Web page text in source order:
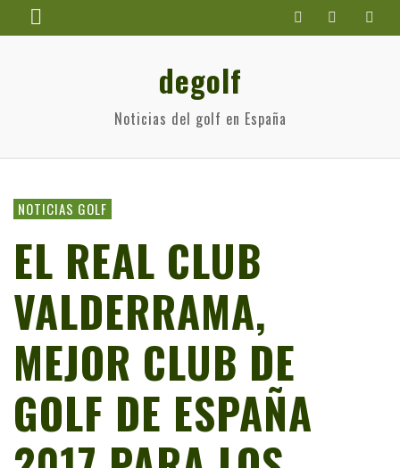
degolf
Noticias del golf en España
NOTICIAS GOLF
EL REAL CLUB
VALDERRAMA,
MEJOR CLUB DE
GOLF DE ESPAÑA